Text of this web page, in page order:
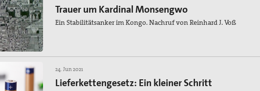
Trauer um Kardinal Monsengwo
Ein Stabilitätsanker im Kongo. Nachruf von Reinhard J. Voß
24. Jun 2021
Lieferkettengesetz: Ein kleiner Schritt